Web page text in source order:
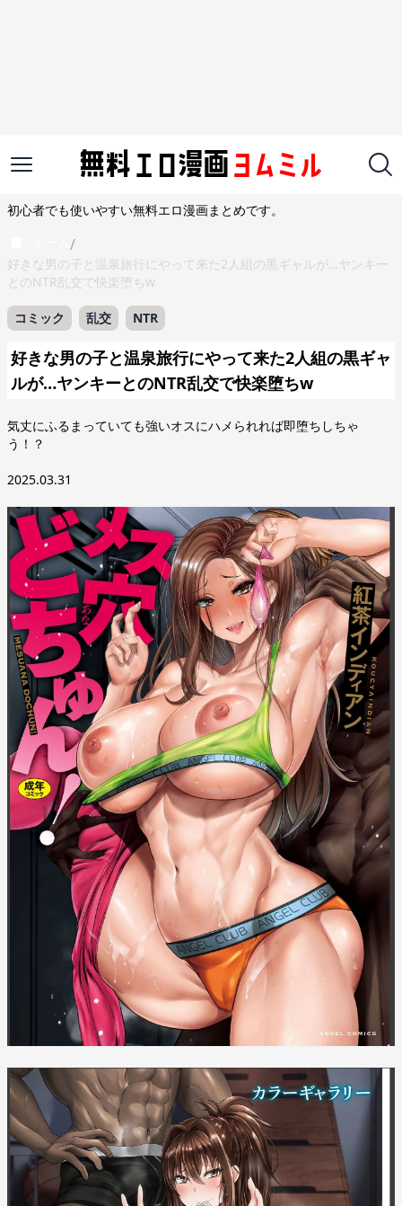
初心者でも使いやすい無料エロ漫画まとめです。
/
好きな男の子と温泉旅行にやって来た2人組の黒ギャルが…ヤンキー
とのNTR乱交で快楽堕ちw
コミック 乱交 NTR
好きな男の子と温泉旅行にやって来た2人組の黒ギャ
ルが…ヤンキーとのNTR乱交で快楽堕ちw
気丈にふるまっていても強いオスにハメられれば即堕ちしちゃ
う！？
2025.03.31